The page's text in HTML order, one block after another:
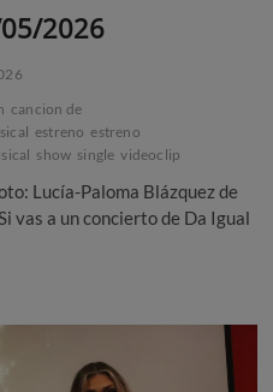
2026
cancion de
estreno estreno
show single videoclip
Lucía-Paloma Blázquez de
vas a un concierto de Da Igual